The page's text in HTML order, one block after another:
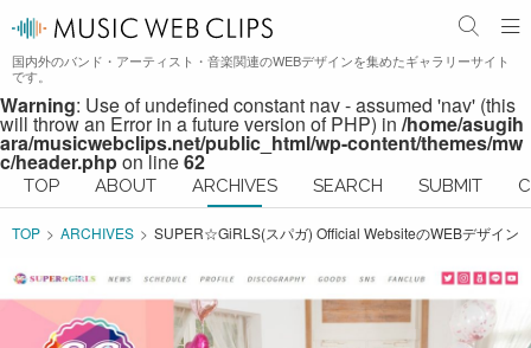
国内外のバンド・アーティスト・音楽関連のWEBデザインを集めたギャラリーサイト
です。
Warning: Use of undefined constant nav - assumed 'nav' (this
will throw an Error in a future version of PHP) in /home/asugih
ara/musicwebclips.net/public_html/wp-content/themes/mw
c/header.phpon line62
TOP ABOUT ARCHIVES SEARCH SUBMIT
TOP ARCHIVES SUPER☆GiRLS(スパガ) Official WebsiteのWEBデザイン